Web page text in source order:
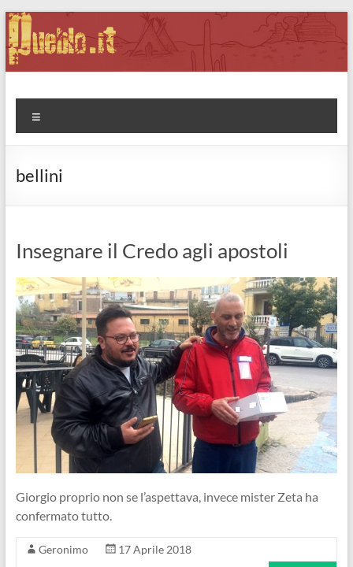
Salta
al
contenuto
Pueblo.it
Fabio Forte, ovvero: il richiamo della Foresta
bellini
Insegnare il Credo agli apostoli
Giorgio proprio non se l’aspettava, invece mister Zeta ha
confermato tutto.
Geronimo
17 Aprile 2018